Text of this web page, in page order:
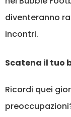
diventeranno
incontri.
Scatena il tuo
Ricordi quei